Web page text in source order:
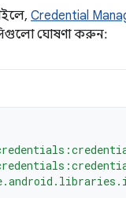
Credential
ঘোষণা করুন: